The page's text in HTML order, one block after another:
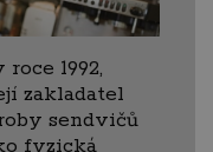
1992,
zakladatel
sendvičů
fyzická